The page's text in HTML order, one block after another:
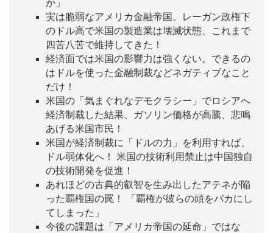
か」
実は脆弱なアメリカ金融帝国。レーガン政権下
のドル高で米国の製造業は壊滅状態、これまで
四苦八苦で維持してきた！
経済面では米国の影響力は強くない。できるの
はドルを使った金融制裁などネガティブなこと
だけ！
米国の「気まぐれなデモクラシー」でロシアへ
経済制裁した結果、ガソリン価格が高騰、悲鳴
あげる米国市民！
米国が経済制裁に「ドルの力」を利用すれば、
ドル弱体化へ！ 米国の技術利用禁止は中国独自
の技術開発を促進！
あれほどの古典的叡智を生み出したアテネが陥
った覇権国の罠！ 「覇権が彼らの頭をバカにし
てしまった」
今後の課題は「アメリカ帝国の延命」ではな